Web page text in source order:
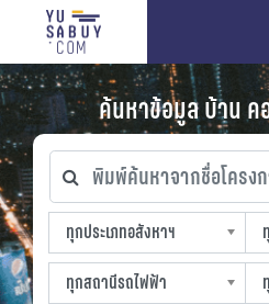
ค้นหาข้อมูล บ้าน ค
พิมพ์ค้นหาจากชื่อโครงการ,
ทุกประเภทอสังหาฯ
ทุกประเภทอสังหาฯ
sproperty
ทุกทำเลที่ตั้ง
ทุกสถานีรถไฟฟ้า
ทุกสถานีรถไฟฟ้า
ทุกช่วงราคา